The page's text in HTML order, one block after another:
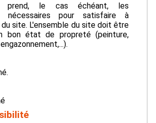
prend, le cas échéant, les
nécessaires pour satisfaire à
site. L'ensemble du site doit être
bon état de propreté (peinture,